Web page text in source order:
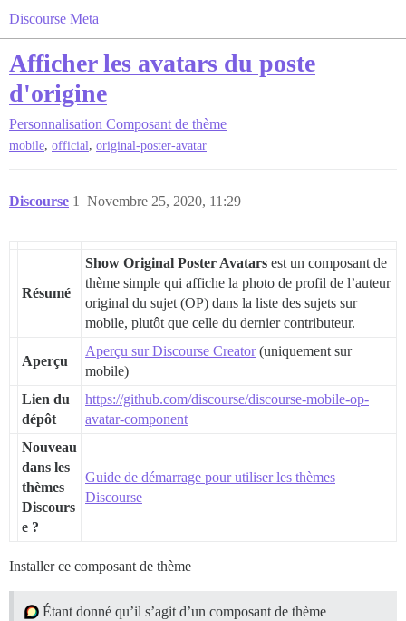
Discourse Meta
Afficher les avatars du poste
d'origine
Personnalisation Composant de thème
mobile, official, original-poster-avatar
Discourse Novembre 25, 2020, 11:29
1
Résumé
Show Original Poster Avatars est un composant de
thème simple qui affiche la photo de profil de l’auteur
original du sujet (OP) dans la liste des sujets sur
mobile, plutôt que celle du dernier contributeur.
Aperçu
Aperçu sur Discourse Creator(uniquement sur
mobile)
Lien du
dépôt
https://github.com/discourse/discourse-mobile-op-
avatar-component
Nouveau
dans les
thèmes
Discours
e ?
Guide de démarrage pour utiliser les thèmes
Discourse
Installer ce composant de thème
Étant donné qu’il s’agit d’un composant de thème